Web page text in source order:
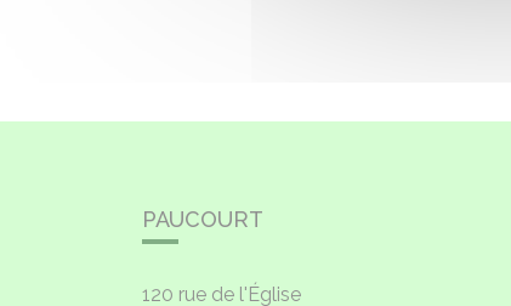
PAUCOURT
120 rue de l'Église